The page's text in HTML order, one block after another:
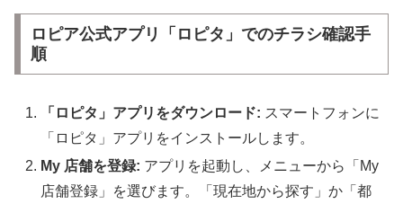
ロピア公式アプリ「ロピタ」でのチラシ確認手
順
「ロピタ」アプリをダウンロード: スマートフォンに
「ロピタ」アプリをインストールします。
My 店舗を登録: アプリを起動し、メニューから「My
店舗登録」を選びます。「現在地から探す」か「都